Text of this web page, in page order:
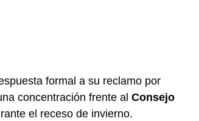
formal a su reclamo por
concentración frente al Consejo
el receso de invierno.